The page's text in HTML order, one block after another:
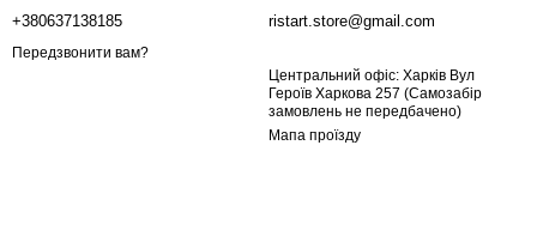
+380637138185
Передзвонити вам?
ristart.store@gmail.com
Центральний офіс: Харків Вул
Героїв Харкова 257 (Самозабір
замовлень не передбачено)
Мапа проїзду